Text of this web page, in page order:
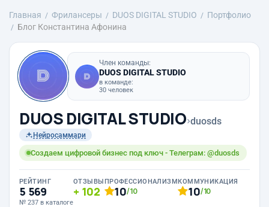
Главная Фрилансеры DUOS DIGITAL STUDIO
Портфолио
Блог Константина Афонина
Член команды:
DUOS DIGITAL STUDIO
в команде:
30 человек
DUOS DIGITAL STUDIO›duosds
Нейросаммари
Создаем цифровой бизнес под ключ - Телеграм: @duosds
РЕЙТИНГ
5 569
№ 237 в каталоге
ОТЗЫВЫ
102
ПРОФЕССИОНАЛИЗМ
10/10
КОММУНИКАЦИЯ
10/10